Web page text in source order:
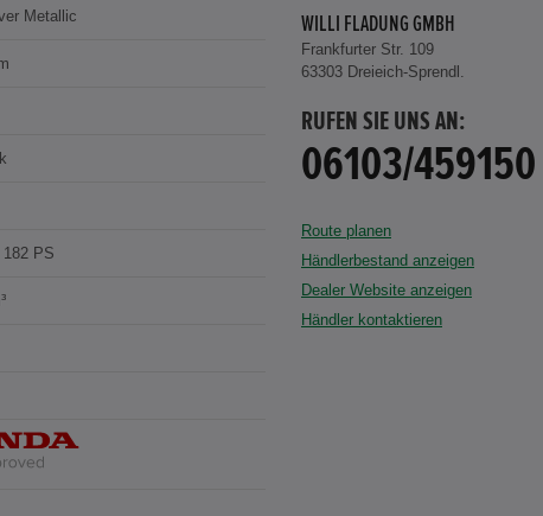
Metallic
PS
WILLI FLADUNG GMBH
Frankfurter Str. 109
63303 Dreieich-Sprendl.
RUFEN SIE UNS AN:
06103/459150
Route planen
Händlerbestand anzeigen
Dealer Website anzeigen
Händler kontaktieren